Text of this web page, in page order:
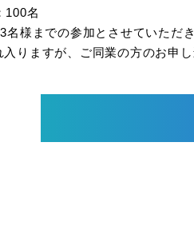
100名
名様までの参加とさせていただき
りますが、ご同業の方のお申